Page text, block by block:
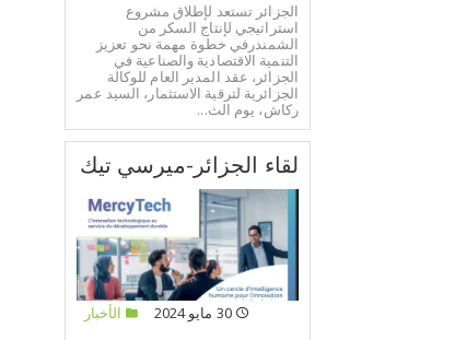
الجزائر تستعد لإطلاق مشروع
استراتيجي لإنتاج السكر من
الشمندرفي خطوة مهمة نحو تعزيز
التنمية الاقتصادية والصناعية في
الجزائر، عقد المدير العام للوكالة
الجزائرية لترقية الاستثمار، السيد عمر
ركاش، يوم الث...
لقاء الجزائر-ميرسي تيك
30 مايو 2024
الأخبار